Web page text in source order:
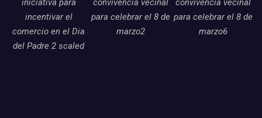
iniciativa para
incentivar el
comercio en el Dia
del Padre 2 scaled
convivencia vecinal
para celebrar el 8 de
marzo2
convivencia vecinal
para celebrar el 8 de
marzo6